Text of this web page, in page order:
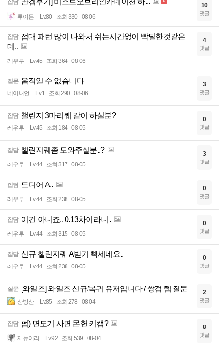
잡담 딴겜후기] 비스트오브리인카네이션 하...
루이든 Lv.80 조회 330 08-06
10
댓글
잡담 접대 패턴 많이 나와서 쉬는시간없이 빡딜한것같은
데..
레우루 Lv.45 조회 364 08-06
4
댓글
질문 움직일 수 없습니다
네이녀언 Lv.1 조회 290 08-06
3
댓글
잡담 챌린지 3마리퀘 같이 하실분?
레우루 Lv.45 조회 184 08-05
0
댓글
잡담 챌린지퀘좀 도와주실분..?
레우루 Lv.44 조회 317 08-05
3
댓글
잡담 드디어 A..
레우루 Lv.44 조회 238 08-05
0
댓글
잡담 이건 아니죠.. 0.13차이라니..
레우루 Lv.44 조회 315 08-05
0
댓글
잡담 신규 챌린지퀘 A받기 빡세네요..
레우루 Lv.44 조회 238 08-05
0
댓글
질문 [와일즈] 와일즈 신규/복귀 유저입니다 / 쌍검 템 질문
산방산 Lv.85 조회 278 08-04
2
댓글
잡담 펌) 면도기 사면 몬헌 키캡?
제뉴어리 Lv.92 조회 539 08-04
8
댓글